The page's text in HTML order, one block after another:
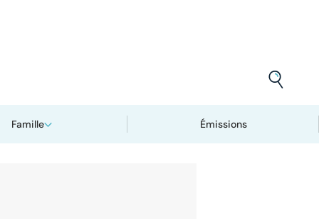
Famille Émissions